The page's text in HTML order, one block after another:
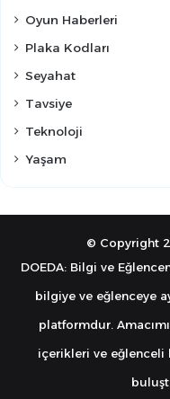
Oyun Haberleri
Plaka Kodları
Seyahat
Tavsiye
Teknoloji
Yaşam
© Copyright
DOEDA: Bilgi ve
bilgiye ve eğlenceye
platformdur.
içerikleri ve